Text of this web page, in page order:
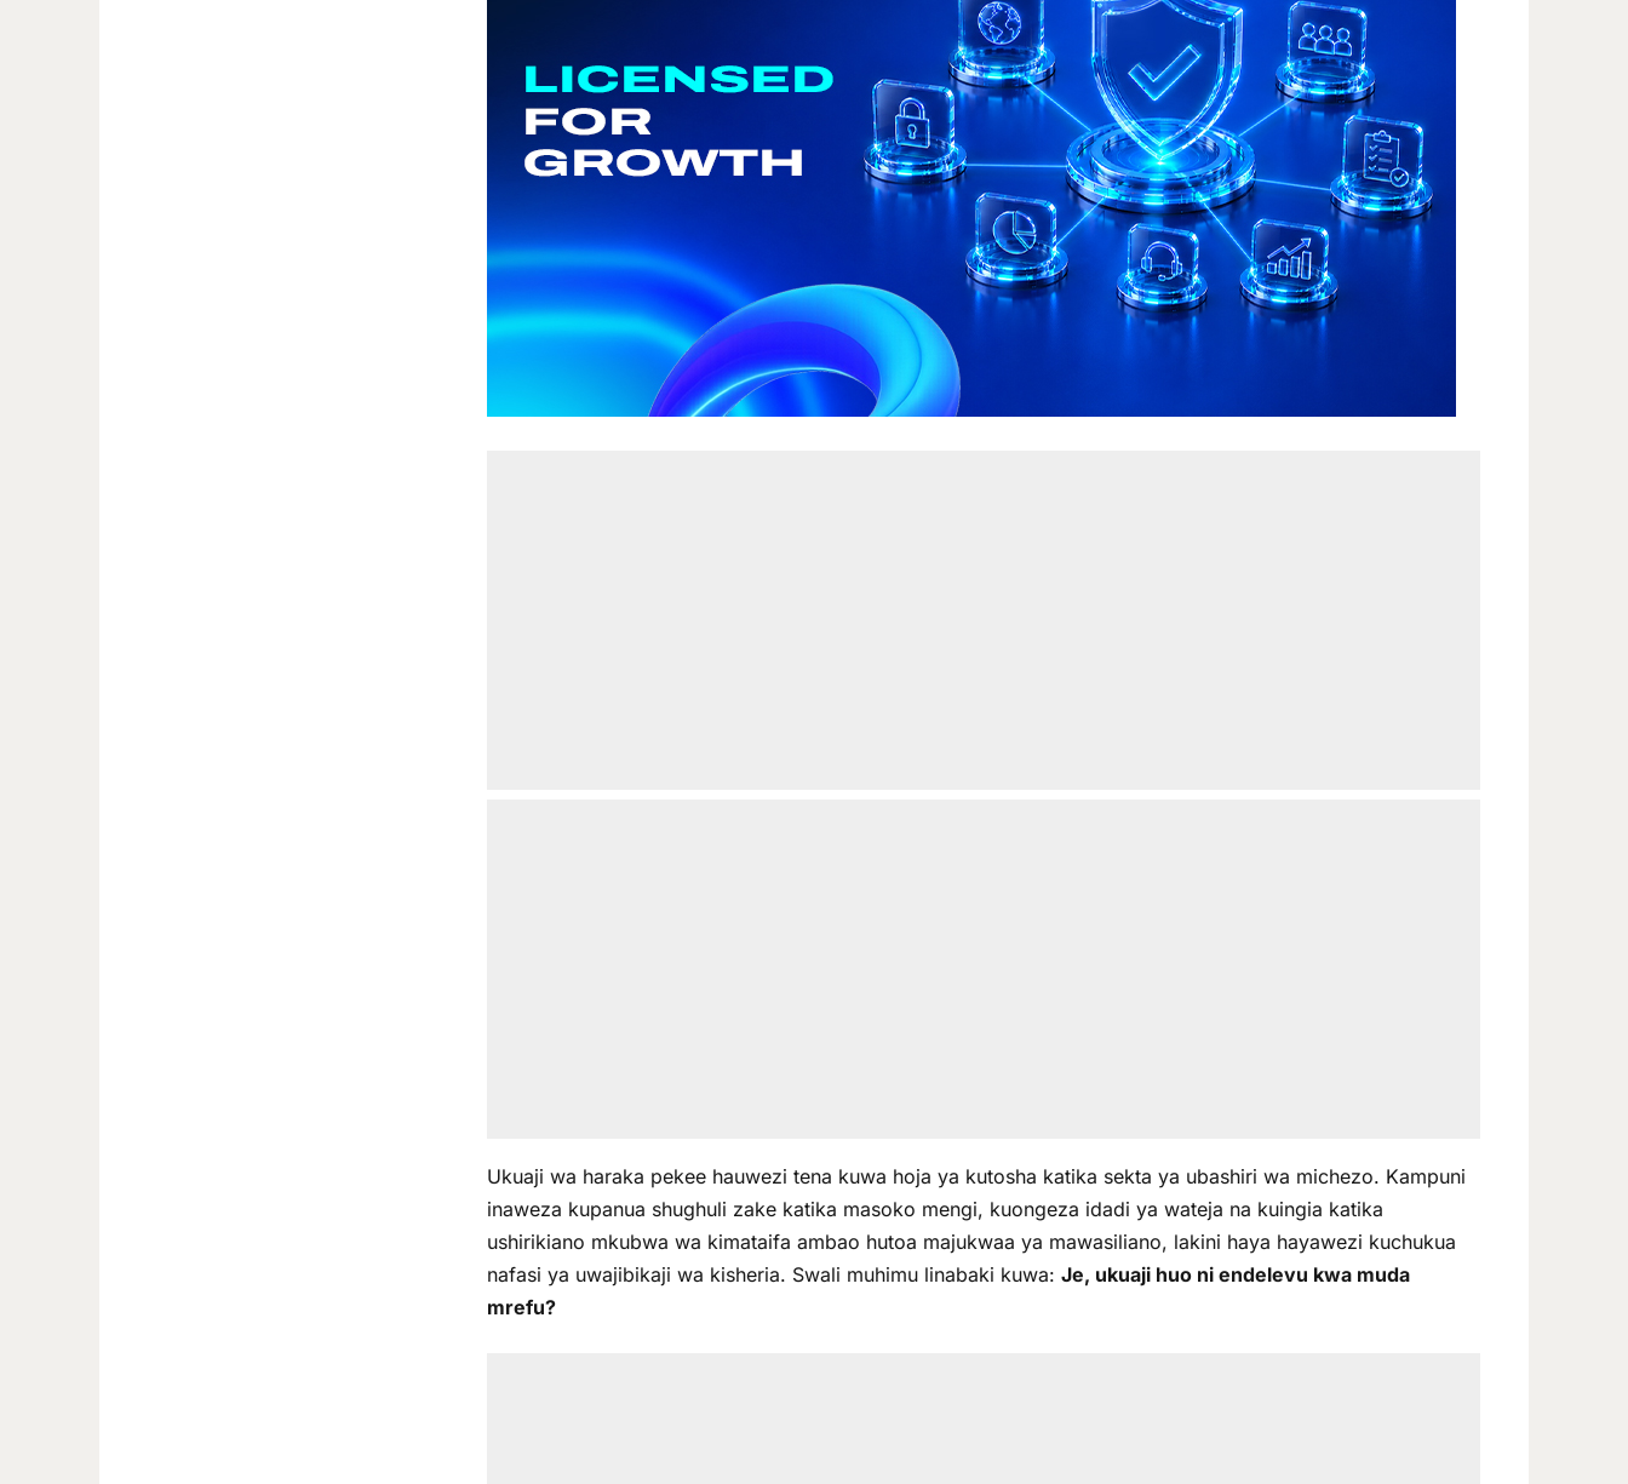
Ukuaji wa haraka pekee hauwezi tena kuwa hoja ya kutosha katika sekta ya ubashiri wa michezo. Kampuni
inaweza kupanua shughuli zake katika masoko mengi, kuongeza idadi ya wateja na kuingia katika
ushirikiano mkubwa wa kimataifa ambao hutoa majukwaa ya mawasiliano, lakini haya hayawezi kuchukua
nafasi ya uwajibikaji wa kisheria. Swali muhimu linabaki kuwa: Je, ukuaji huo ni endelevu kwa muda
mrefu?